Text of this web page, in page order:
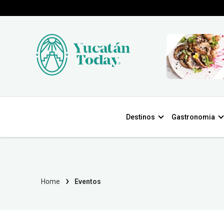
Destinos Gastronomia
Home Eventos